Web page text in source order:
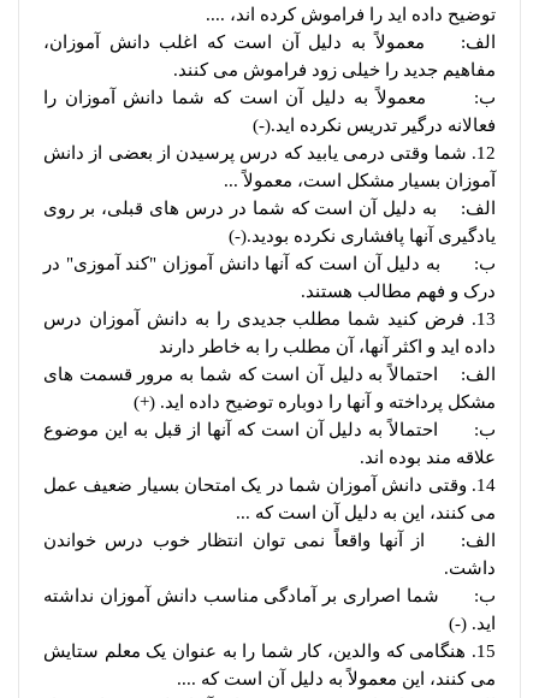
توضیح داده اید را فراموش کرده اند، ....
الف: معمولاً به دلیل آن است که اغلب دانش آموزان،
مفاهیم جدید را خیلی زود فراموش می کنند.
ب: معمولاً به دلیل آن است که شما دانش آموزان را
فعالانه درگیر تدریس نکرده اید.(-)
12. شما وقتی درمی یابید که درس پرسیدن از بعضی از دانش
آموزان بسیار مشکل است، معمولاً ...
الف: به دلیل آن است که شما در درس های قبلی، بر روی
یادگیری آنها پافشاری نکرده بودید.(-)
ب: به دلیل آن است که آنها دانش آموزان "کند آموزی" در
درک و فهم مطالب هستند.
13. فرض کنید شما مطلب جدیدی را به دانش آموزان درس
داده اید و اکثر آنها، آن مطلب را به خاطر دارند
الف: احتمالاً به دلیل آن است که شما به مرور قسمت های
مشکل پرداخته و آنها را دوباره توضیح داده اید. (+)
ب: احتمالاً به دلیل آن است که آنها از قبل به این موضوع
علاقه مند بوده اند.
14. وقتی دانش آموزان شما در یک امتحان بسیار ضعیف عمل
می کنند، این به دلیل آن است که ...
الف: از آنها واقعاً نمی توان انتظار خوب درس خواندن
داشت.
ب: شما اصراری بر آمادگی مناسب دانش آموزان نداشته
اید. (-)
15. هنگامی که والدین، کار شما را به عنوان یک معلم ستایش
می کنند، این معمولاً به دلیل آن است که ....